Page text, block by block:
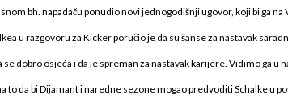
bh. napadaču ponudio novi jednogodišnji ugovor, koji bi ga
u razgovoru za Kicker poručio je da su šanse za nastavak
se dobro osjeća i da je spreman za nastavak karijere. Vidimo ga
to da bi Dijamant i naredne sezone mogao predvoditi Schalke u